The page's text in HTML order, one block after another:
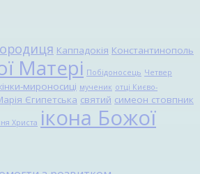
Каппадокія Константинополь
Матері Побідоносець Четвер
мироносиці мученик отці Києво-
Єгипетська святий симеон стовпник
Христа ікона Божої